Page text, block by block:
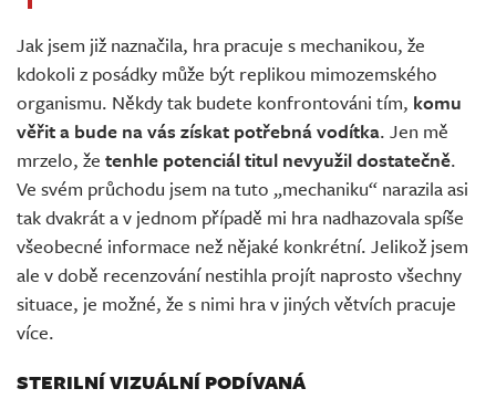
Jak jsem již naznačila, hra pracuje s mechanikou, že
kdokoli z posádky může být replikou mimozemského
organismu. Někdy tak budete konfrontováni tím, komu
věřit a bude na vás získat potřebná vodítka. Jen mě
mrzelo, že tenhle potenciál titul nevyužil dostatečně.
Ve svém průchodu jsem na tuto „mechaniku“ narazila asi
tak dvakrát a v jednom případě mi hra nadhazovala spíše
všeobecné informace než nějaké konkrétní. Jelikož jsem
ale v době recenzování nestihla projít naprosto všechny
situace, je možné, že s nimi hra v jiných větvích pracuje
více.
STERILNÍ VIZUÁLNÍ PODÍVANÁ